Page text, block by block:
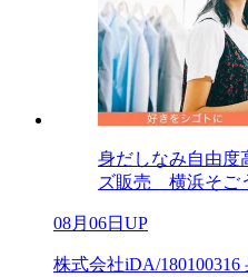
身だしなみ自由度
ズ販売 横浜そご
08月06日UP
株式会社iDA/